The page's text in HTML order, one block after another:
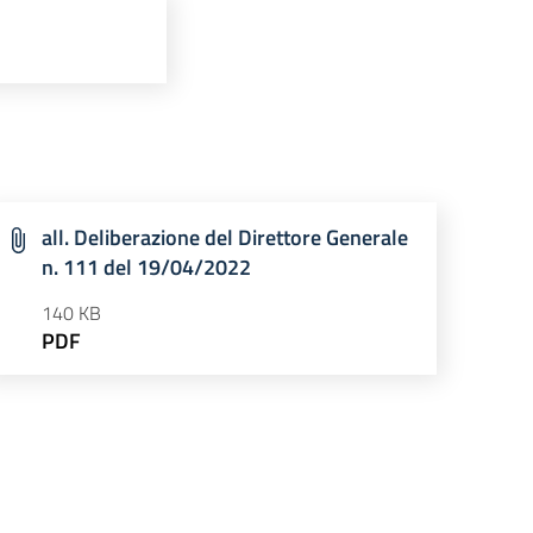
all. Deliberazione del Direttore Generale
n. 111 del 19/04/2022
140 KB
PDF